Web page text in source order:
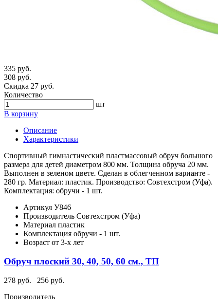
335 руб.
308 руб.
Скидка 27 руб.
Количество
шт
В корзину
Описание
Характеристики
Спортивный гимнастический пластмассовый обруч большого
размера для детей диаметром 800 мм. Толщина обруча 20 мм.
Выполнен в зеленом цвете. Сделан в облегченном варианте -
280 гр. Материал: пластик. Производство: Совтехстром (Уфа).
Комплектация: обручи - 1 шт.
Артикул У846
Производитель Совтехстром (Уфа)
Материал пластик
Комплектация обручи - 1 шт.
Возраст от 3-х лет
Обруч плоский 30, 40, 50, 60 см., ТП
278 руб.
256 руб.
Производитель